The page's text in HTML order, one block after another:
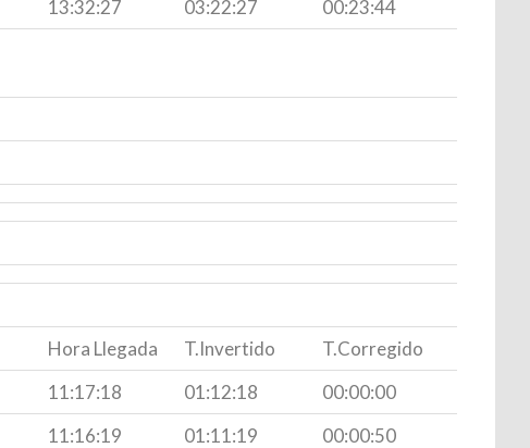
13:32:27 03:22:27 00:23:44
Hora Llegada T.Invertido
T.Corregido
11:17:18 01:12:18
00:00:00
11:16:19 01:11:19
00:00:50